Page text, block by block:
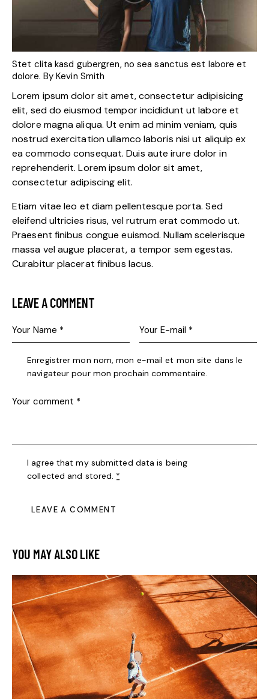
Stet clita kasd gubergren, no sea sanctus est labore et
dolore. ByKevin Smith
Lorem ipsum dolor sit amet, consectetur adipisicing
elit, sed do eiusmod tempor incididunt ut labore et
dolore magna aliqua. Ut enim ad minim veniam, quis
nostrud exercitation ullamco laboris nisi ut aliquip ex
ea commodo consequat. Duis aute irure dolor in
reprehenderit. Lorem ipsum dolor sit amet,
consectetur adipiscing elit.
Etiam vitae leo et diam pellentesque porta. Sed
eleifend ultricies risus, vel rutrum erat commodo ut.
Praesent finibus congue euismod. Nullam scelerisque
massa vel augue placerat, a tempor sem egestas.
Curabitur placerat finibus lacus.
LEAVE A COMMENT
Enregistrer mon nom, mon e-mail et mon site dans le
navigateur pour mon prochain commentaire.
I agree that my submitted data is being
collected and stored *
YOU MAY ALSO LIKE